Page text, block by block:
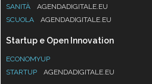
SANITÀ
AGENDADIGITALE.EU
SCUOLA
AGENDADIGITALE.EU
Startup e Open Innovation
ECONOMYUP
STARTUP
AGENDADIGITALE.EU